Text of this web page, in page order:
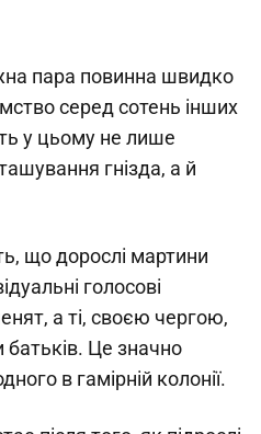
пара повинна швидко
серед сотень інших
у цьому не лише
гнізда, а й
що дорослі мартини
голосові
а ті, своєю чергою,
Це значно
в гамірній колонії.